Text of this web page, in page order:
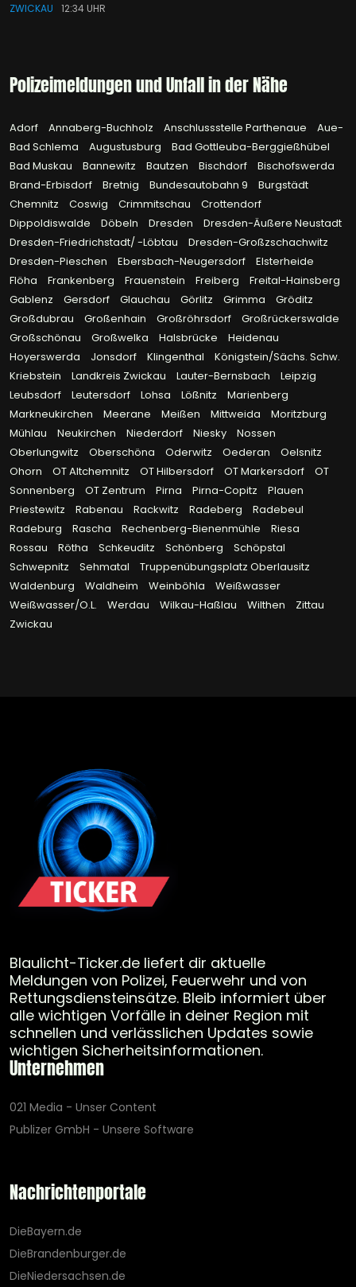
ZWICKAU 12:34 UHR
Polizeimeldungen und Unfall in der Nähe
Adorf Annaberg-Buchholz Anschlussstelle Parthenaue
Aue-
Bad Schlema
Augustusburg
Bad Gottleuba-Berggießhübel
Bad Muskau
Bannewitz Bautzen Bischdorf
Bischofswerda
Brand-Erbisdorf
Bretnig Bundesautobahn 9
Burgstädt
Chemnitz
Coswig Crimmitschau
Crottendorf
Dippoldiswalde
Döbeln Dresden
Dresden-Äußere Neustadt
Dresden-Friedrichstadt/ -Löbtau
Dresden-Großzschachwitz
Dresden-Pieschen
Ebersbach-Neugersdorf
Elsterheide
Flöha
Frankenberg Frauenstein Freiberg
Freital-Hainsberg
Gablenz
Gersdorf Glauchau Görlitz Grimma
Gröditz
Großdubrau
Großenhain Großröhrsdorf
Großrückerswalde
Großschönau
Großwelka Halsbrücke
Heidenau
Hoyerswerda
Jonsdorf Klingenthal
Königstein/Sächs. Schw.
Kriebstein
Landkreis Zwickau Lauter-Bernsbach
Leipzig
Leubsdorf
Leutersdorf Lohsa Lößnitz
Marienberg
Markneukirchen
Meerane Meißen Mittweida
Moritzburg
Mühlau
Neukirchen Niederdorf Niesky
Nossen
Oberlungwitz
Oberschöna Oderwitz Oederan
Oelsnitz
Ohorn
OT Altchemnitz OT Hilbersdorf OT Markersdorf
OT
Sonnenberg
OT Zentrum Pirna Pirna-Copitz
Plauen
Priestewitz
Rabenau Rackwitz Radeberg
Radebeul
Radeburg
Rascha Rechenberg-Bienenmühle
Riesa
Rossau
Rötha Schkeuditz Schönberg
Schöpstal
Schwepnitz
Sehmatal
Truppenübungsplatz Oberlausitz
Waldenburg
Waldheim Weinböhla
Weißwasser
Weißwasser/O.L.
Werdau Wilkau-Haßlau Wilthen
Zittau
Zwickau
Blaulicht-Ticker.de liefert dir aktuelle
Meldungen von Polizei, Feuerwehr und von
Rettungsdiensteinsätze. Bleib informiert über
alle wichtigen Vorfälle in deiner Region mit
schnellen und verlässlichen Updates sowie
wichtigen Sicherheitsinformationen.
Unternehmen
021 Media - Unser Content
Publizer GmbH - Unsere Software
Nachrichtenportale
DieBayern.de
DieBrandenburger.de
DieNiedersachsen.de